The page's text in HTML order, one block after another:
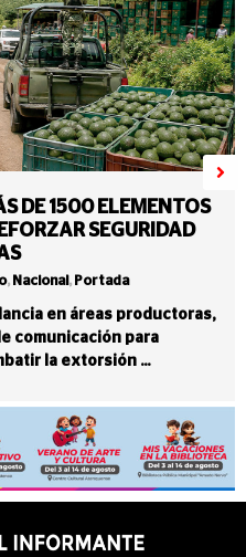
DE 1500 ELEMENTOS
SEGURIDAD
, Nacional , Portada
en áreas productoras,
comunicación para
la extorsión …